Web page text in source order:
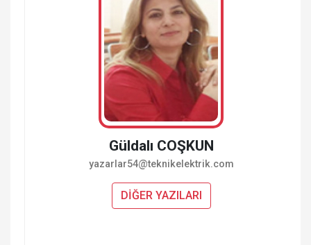
Güldalı COŞKUN
yazarlar54@teknikelektrik.com
DİĞER YAZILARI